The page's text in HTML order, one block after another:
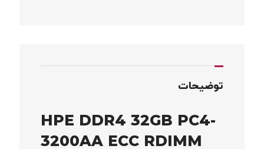
توضیحات
HPE DDR4 32GB PC4-
3200AA ECC RDIMM